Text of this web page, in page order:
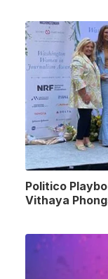
Politico
Vithaya